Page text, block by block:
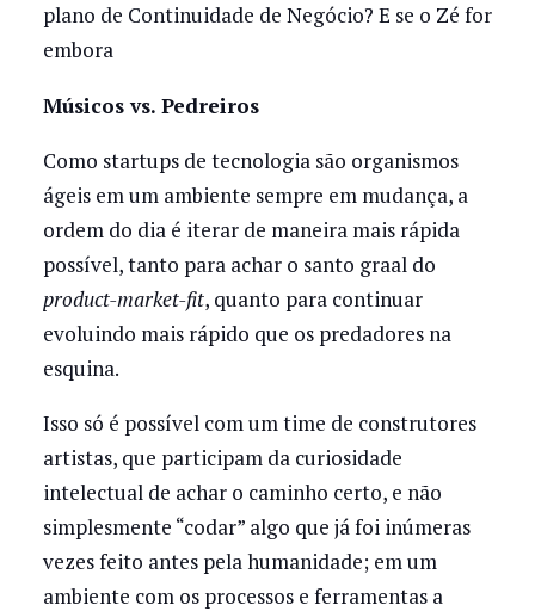
plano de Continuidade de Negócio? E se o Zé for
embora
Músicos vs. Pedreiros
Como startups de tecnologia são organismos
ágeis em um ambiente sempre em mudança, a
ordem do dia é iterar de maneira mais rápida
possível, tanto para achar o santo graal do
product-market-fit, quanto para continuar
evoluindo mais rápido que os predadores na
esquina.
Isso só é possível com um time de construtores
artistas, que participam da curiosidade
intelectual de achar o caminho certo, e não
simplesmente “codar” algo que já foi inúmeras
vezes feito antes pela humanidade; em um
ambiente com os processos e ferramentas a